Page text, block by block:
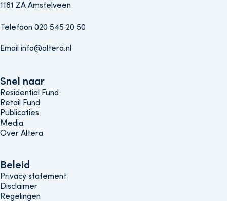
1181 ZA Amstelveen
Telefoon 020 545 20 50
Email info@altera.nl
Snel naar
Snel naar
Residential Fund
Retail Fund
Publicaties
Media
Over Altera
Beleids menu
Beleid
Privacy statement
Disclaimer
Regelingen